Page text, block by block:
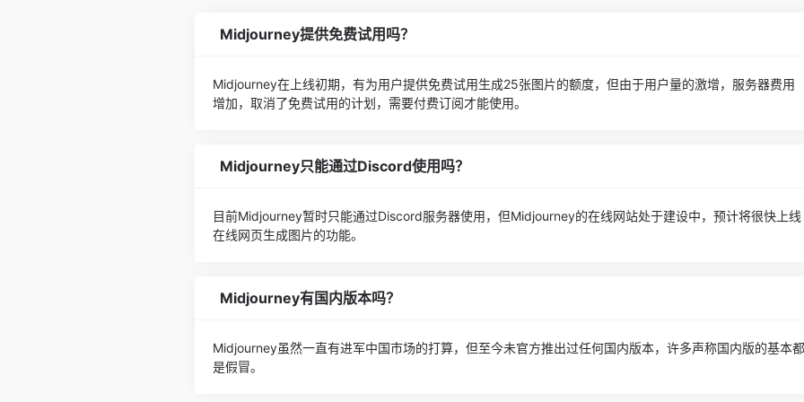
Midjourney提供免费试用吗？
Midjourney在上线初期，有为用户提供免费试用生成25张图片的额度，但由于用户量的激增，服务器费用
增加，取消了免费试用的计划，需要付费订阅才能使用。
Midjourney只能通过Discord使用吗？
目前Midjourney暂时只能通过Discord服务器使用，但Midjourney的在线网站处于建设中，预计将很快上线
在线网页生成图片的功能。
Midjourney有国内版本吗？
Midjourney虽然一直有进军中国市场的打算，但至今未官方推出过任何国内版本，许多声称国内版的基本都
是假冒。